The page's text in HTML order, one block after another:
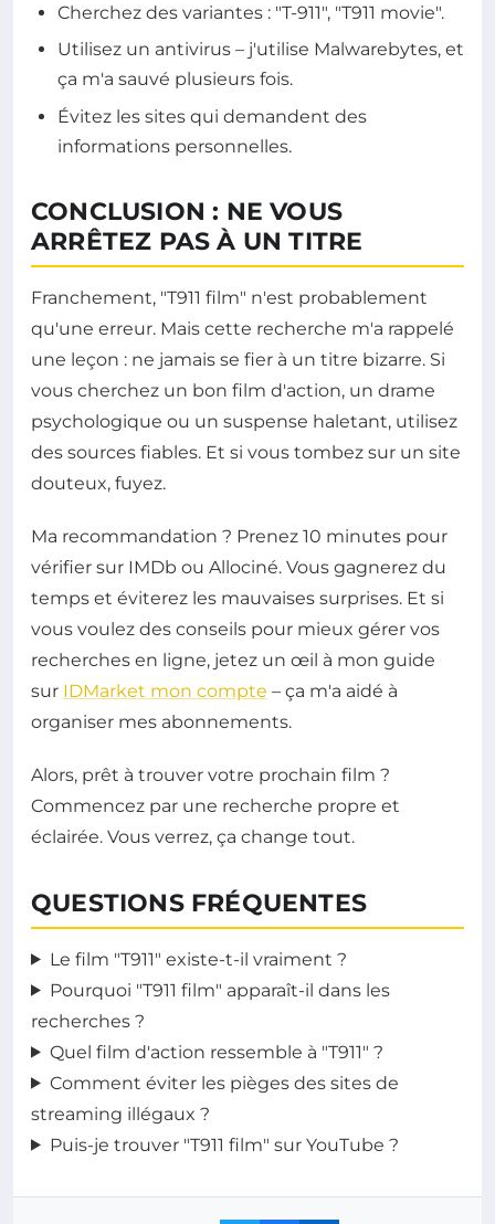
Cherchez des variantes : "T-911", "T911 movie".
Utilisez un antivirus – j'utilise Malwarebytes, et
ça m'a sauvé plusieurs fois.
Évitez les sites qui demandent des
informations personnelles.
CONCLUSION : NE VOUS
ARRÊTEZ PAS À UN TITRE
Franchement, "T911 film" n'est probablement
qu'une erreur. Mais cette recherche m'a rappelé
une leçon : ne jamais se fier à un titre bizarre. Si
vous cherchez un bon film d'action, un drame
psychologique ou un suspense haletant, utilisez
des sources fiables. Et si vous tombez sur un site
douteux, fuyez.
Ma recommandation ? Prenez 10 minutes pour
vérifier sur IMDb ou Allociné. Vous gagnerez du
temps et éviterez les mauvaises surprises. Et si
vous voulez des conseils pour mieux gérer vos
recherches en ligne, jetez un œil à mon guide
sur IDMarket mon compte – ça m'a aidé à
organiser mes abonnements.
Alors, prêt à trouver votre prochain film ?
Commencez par une recherche propre et
éclairée. Vous verrez, ça change tout.
QUESTIONS FRÉQUENTES
Le film "T911" existe-t-il vraiment ?
Pourquoi "T911 film" apparaît-il dans les
recherches ?
Quel film d'action ressemble à "T911" ?
Comment éviter les pièges des sites de
streaming illégaux ?
Puis-je trouver "T911 film" sur YouTube ?